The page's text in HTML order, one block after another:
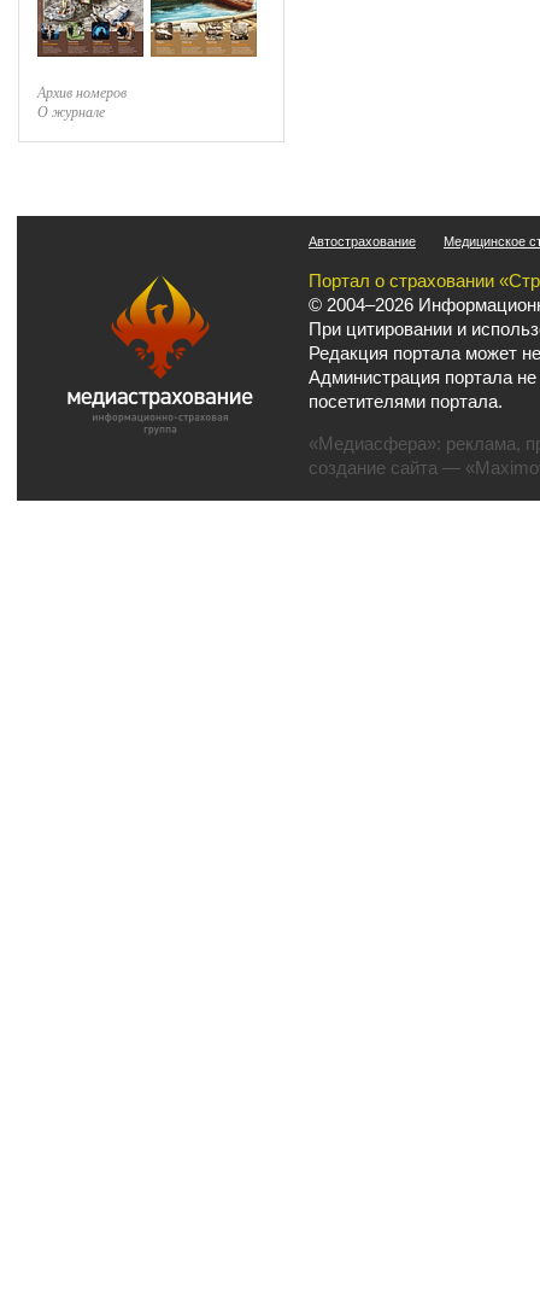
Архив номеров
О журнале
Автострахование Медицинское
Портал о страховании
© 2004–2026
При цитировании и
Редакция портала может
Администрация портала
посетителями портала.
«Медиасфера»: реклама,
создание сайта —